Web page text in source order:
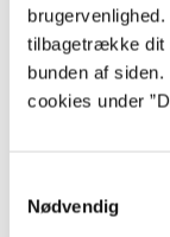
tilbagetrække dit
bunden af
cookies under
Nødvendig
lorem ipsum
lorem ipsum
lorem ipsum
lorem ipsum
lorem ipsum